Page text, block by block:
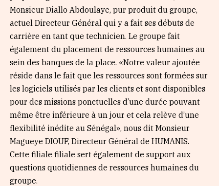
Monsieur Diallo Abdoulaye, pur produit du groupe,
actuel Directeur Général qui y a fait ses débuts de
carrière en tant que technicien. Le groupe fait
également du placement de ressources humaines au
sein des banques de la place. «Notre valeur ajoutée
réside dans le fait que les ressources sont formées sur
les logiciels utilisés par les clients et sont disponibles
pour des missions ponctuelles d’une durée pouvant
même être inférieure à un jour et cela relève d’une
flexibilité inédite au Sénégal», nous dit Monsieur
Magueye DIOUF, Directeur Général de HUMANIS.
Cette filiale filiale sert également de support aux
questions quotidiennes de ressources humaines du
groupe.